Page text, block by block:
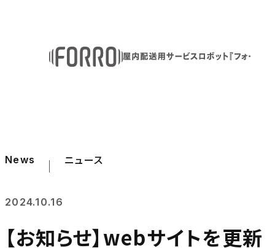
News ニュース
2024.10.16
【お知らせ】webサイトを更新